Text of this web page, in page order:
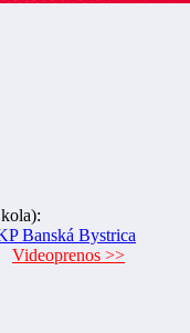
Banská Bystrica
Videoprenos >>